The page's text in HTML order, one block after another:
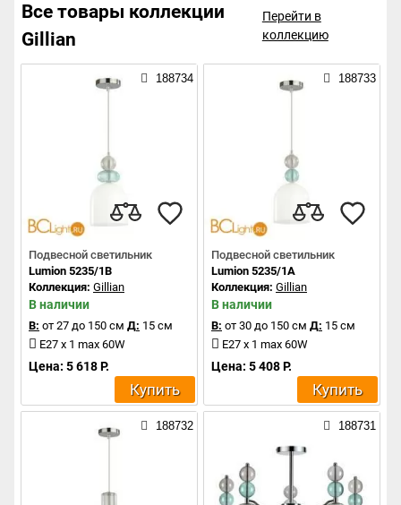
Все товары коллекции
Gillian
Перейти в
коллекцию
188734
Подвесной светильник
Lumion 5235/1B
Коллекция: Gillian
В наличии
В: от 27 до 150 см Д: 15 см
E27 x 1 max 60W
Цена: 5 618 Р.
Купить
188733
Подвесной светильник
Lumion 5235/1A
Коллекция: Gillian
В наличии
В: от 30 до 150 см Д: 15 см
E27 x 1 max 60W
Цена: 5 408 Р.
Купить
188732 188731